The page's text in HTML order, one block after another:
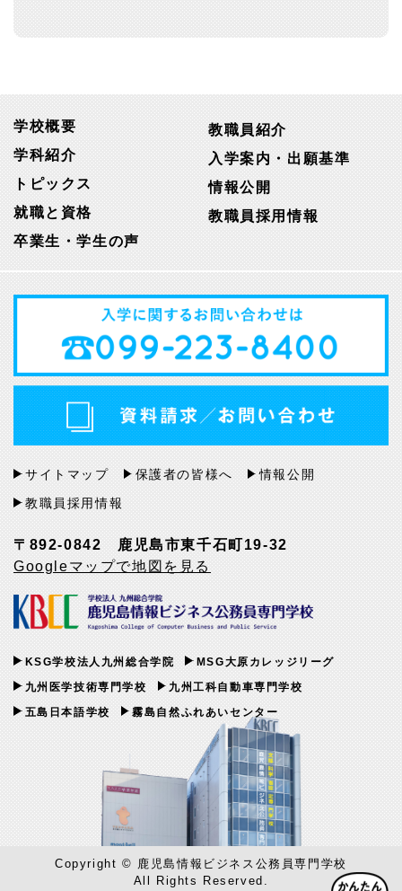
学校概要
学科紹介
トピックス
就職と資格
卒業生・学生の声
教職員紹介
入学案内・出願基準
情報公開
教職員採用情報
〒892-0842 鹿児島市東千石町19-32
Googleマップで地図を見る
KSG学校法人九州総合学院
MSG大原カレッジリーグ
九州医学技術専門学校
九州工科自動車専門学校
五島日本語学校
霧島自然ふれあいセンター
サイトマップ 保護者の皆様へ
情報公開
教職員採用情報
Copyright © 鹿児島情報ビジネス公務員専門学校
All Rights Reserved.